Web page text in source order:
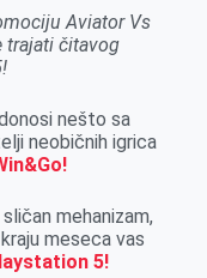
lAviator Vs
trajati čitavog
nešto sa
neobičnih igrica
mehanizam,
meseca vas
5!